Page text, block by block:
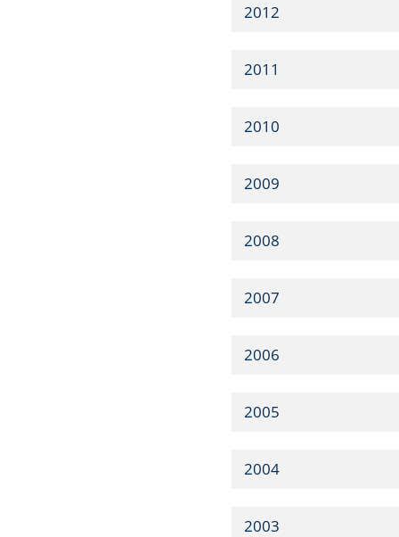
2012
2011
2010
2009
2008
2007
2006
2005
2004
2003